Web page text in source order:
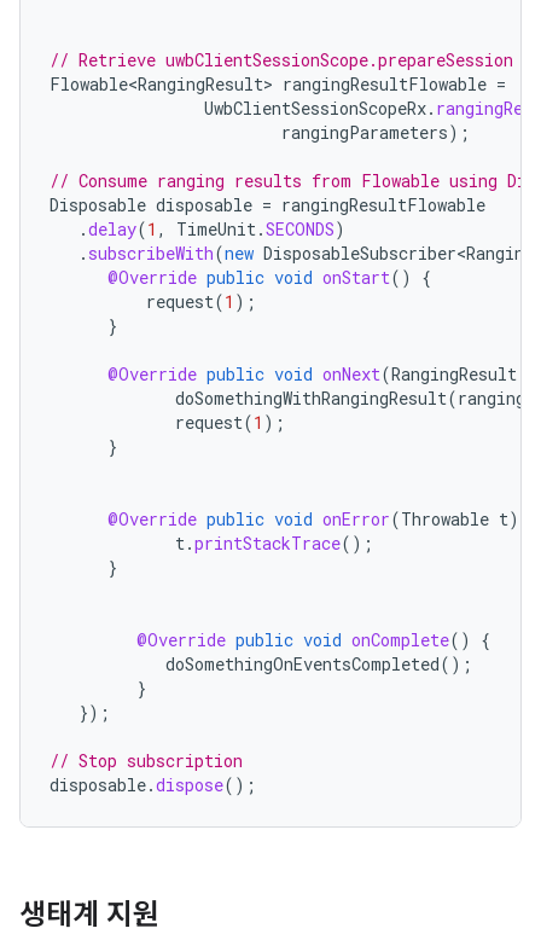
// Retrieve uwbClientSessionScope.prepareSession
Flowable<RangingResult> rangingResultFlowable =
UwbClientSessionScopeRx.
rangingParameters);
// Consume ranging results from Flowable using
Disposable disposable = rangingResultFlowable
.delay(1 , TimeUnit.SECONDS)
. subscribeWith(new
@Override public void onStart()
{
request(1 );
}
@Override public void onNext(RangingResult
doSomethingWithRangingResult(
request(1 );
}
@Override public void onError(Throwable t)
t.printStackTrace();
}
@Override public void onComplete()
{
doSomethingOnEventsCompleted();
}
});
// Stop subscription
disposable.dispose();
생태계 지원